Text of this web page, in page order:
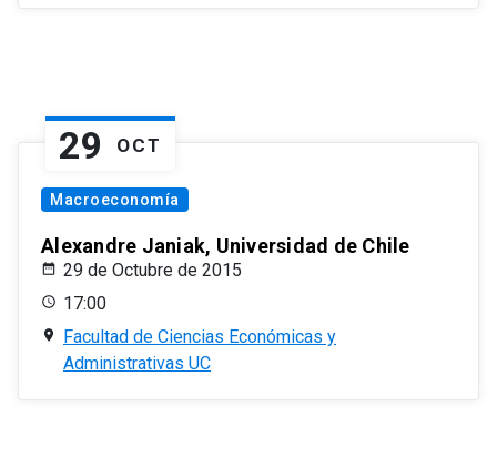
29 OCT
Macroeconomía
Alexandre Janiak, Universidad de Chile
29 de Octubre de 2015
17:00
Facultad de Ciencias Económicas y
Administrativas UC